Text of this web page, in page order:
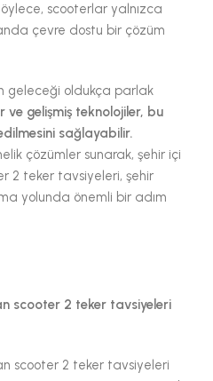
scooterlar yalnızca
çevre dostu bir çözüm
geleceği oldukça parlak
ve gelişmiş teknolojiler, bu
sağlayabilir.
çözümler sunarak, şehir içi
2 teker tavsiyeleri, şehir
yolunda önemli bir adım
scooter 2 teker tavsiyeleri
scooter 2 teker tavsiyeleri